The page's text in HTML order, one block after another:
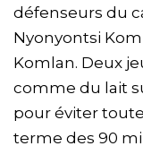
défenseurs du
Nyonyontsi
Komlan. Deux
comme du lait
pour éviter
terme des 90